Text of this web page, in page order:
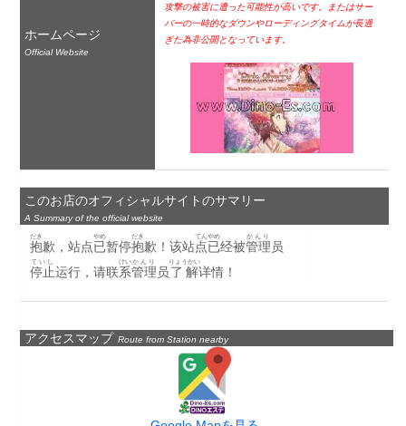
ホームページ
Official Website
攻撃の被害に遭った可能性が高いです。またはサー
バーの一時的なダウンやローディングタイムが長過
ぎた為非公開となっています。
このお店のオフィシャルサイトのサマリー
A Summary of the official website
抱
だき
歉，站点已
やめ
暂停抱
だき
歉！该站点
てん
已
やめ
经被管理
かんり
员
停止
ていし
运行，请联系
けい
管理
かんり
员了解
りょうかい
详情！
アクセスマップ Route from Station nearby